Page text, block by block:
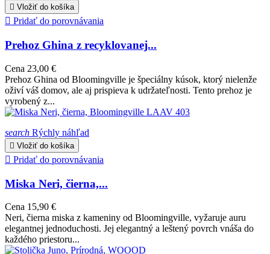
 Vložiť do košíka
 Pridať do porovnávania
Prehoz Ghina z recyklovanej...
Cena 23,00 €
Prehoz Ghina od Bloomingville je špeciálny kúsok, ktorý nielenže
oživí váš domov, ale aj prispieva k udržateľnosti. Tento prehoz je
vyrobený z...
search Rýchly náhľad
 Vložiť do košíka
 Pridať do porovnávania
Miska Neri, čierna,...
Cena 15,90 €
Neri, čierna miska z kameniny od Bloomingville, vyžaruje auru
elegantnej jednoduchosti. Jej elegantný a leštený povrch vnáša do
každého priestoru...